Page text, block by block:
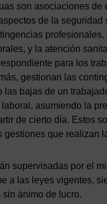
son asociaciones de
de la seguridad
profesionales,
y la atención
para los
gestionan las
las bajas de un
asumiendo la
de cierto día. Estos
gestiones que realizan
supervisadas por el
a las leyes vigentes,
ánimo de lucro.